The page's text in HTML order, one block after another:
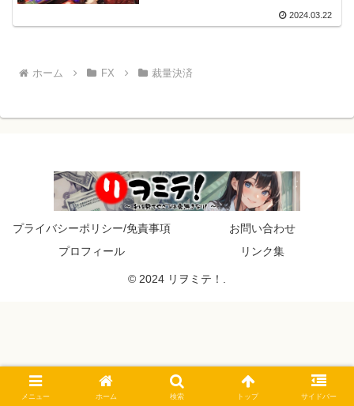
2024.03.22
ホーム FX 裁量決済
プライバシーポリシー/免責事項
お問い合わせ
プロフィール
リンク集
© 2024 リヲミテ！.
メニュー ホーム 検索 トップ サイドバー